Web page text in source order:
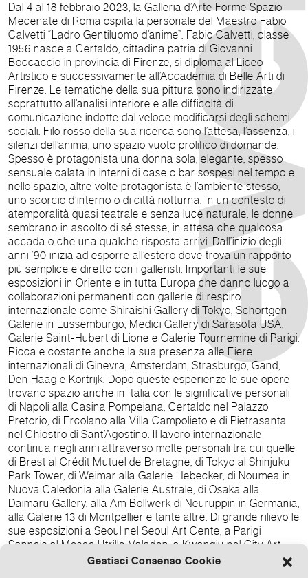
Gestisci Consenso Cookie
Dal 4 al 18 febbraio 2023, la Galleria d’Arte Forme Spazio
Mecenate di Roma ospita la personale del Maestro Fabio
Calvetti “Ladro Gentiluomo d’anime”. Fabio Calvetti, classe
1956 nasce a Certaldo, cittadina patria di Giovanni
Boccaccio in provincia di Firenze, si diploma al Liceo
Artistico e successivamente all’Accademia di Belle Arti di
Firenze. Le tematiche della sua pittura sono indirizzate
soprattutto all’analisi interiore e alle difficoltà di
comunicazione indotte dal veloce modificarsi degli schemi
sociali. Filo rosso della sua ricerca sono l’attesa, l’assenza, i
silenzi dell’anima, uno spazio vuoto prolifico di domande.
Spesso è protagonista una donna sola, elegante, spesso
sensuale calata in interni di case o bar sospesi nel tempo e
nello spazio, altre volte protagonista è l’ambiente stesso,
uno scorcio d’interno o di città notturna. In un contesto di
atemporalità quasi teatrale e senza luce naturale, le donne
sembrano in ascolto di sé stesse, in attesa che qualcosa
accada o che una qualche risposta arrivi. Dall’inizio degli
anni ’90 inizia ad esporre all’estero dove trova un rapporto
più semplice e diretto con i galleristi. Importanti le sue
esposizioni in Oriente e in tutta Europa che danno luogo a
collaborazioni permanenti con gallerie di respiro
internazionale come Shiraishi Gallery di Tokyo, Schortgen
Galerie in Lussemburgo, Medici Gallery di Sarasota USA,
Galerie Saint-Hubert di Lione e Galerie Tournemine di Parigi.
Ricca e costante anche la sua presenza alle Fiere
internazionali di Ginevra, Amsterdam, Strasburgo, Gand,
Den Haag e Kortrijk. Dopo queste esperienze le sue opere
trovano spazio anche in Italia con le significative personali
di Napoli alla Casina Pompeiana, Certaldo nel Palazzo
Pretorio, di Ercolano alla Villa Campolieto e di Pietrasanta
nel Chiostro di Sant’Agostino. Il lavoro internazionale
continua negli anni attraverso molte personali tra cui quelle
di Brest al Crédit Mutuel de Bretagne, di Tokyo al Shinjuku
Park Tower, di Weimar alla Galerie Hebecker, di Noumea in
Nuova Caledonia alla Galerie Australe, di Osaka alla
Daimaru Gallery, alla Am Bollwerk di Neuruppin in Germania,
alla Galerie 13 di Montpellier e tante altre. Di grande rilievo le
sue esposizioni a Seoul nel Seoul Art Cente, a Parigi
Sannois al Meseo Utrillo-Valadon, a Kwangju nel City Art
Museum, Roma nel Palazzo Venezia, Venezia nella